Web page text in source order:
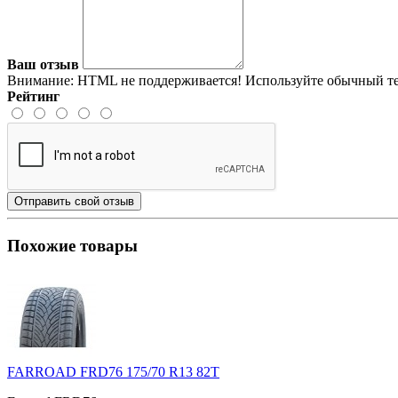
Ваш отзыв
Внимание: HTML не поддерживается! Используйте обычный
Рейтинг
Отправить свой отзыв
Похожие товары
FARROAD FRD76 175/70 R13 82T